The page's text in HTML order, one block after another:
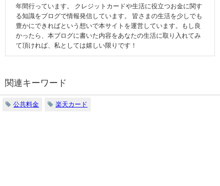
年間行っています。 クレジットカードや生活に役立つお金に関す
る知識をブログで情報発信しています。 皆さまの生活を少しでも
豊かにできればという想いで本サイトを運営しています。もし良
かったら、本ブログに書いた内容をあなたの生活に取り入れてみ
て頂ければ、私としては嬉しい限りです！
関連キーワード
公共料金 楽天カード